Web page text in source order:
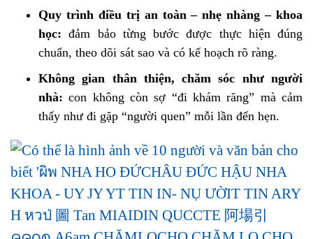
Quy trình điều trị an toàn – nhẹ nhàng – khoa
học: đảm bảo từng bước được thực hiện đúng
chuẩn, theo dõi sát sao và có kế hoạch rõ ràng.
Không gian thân thiện, chăm sóc như người
nhà: con không còn sợ “đi khám răng” mà cảm
thấy như đi gặp “người quen” mỗi lần đến hẹn.